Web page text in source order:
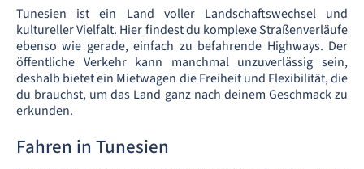
Tunesien ist ein Land voller Landschaftswechsel und
kultureller Vielfalt. Hier findest du komplexe Straßenverläufe
ebenso wie gerade, einfach zu befahrende Highways. Der
öffentliche Verkehr kann manchmal unzuverlässig sein,
deshalb bietet ein Mietwagen die Freiheit und Flexibilität, die
du brauchst, um das Land ganz nach deinem Geschmack zu
erkunden.
Fahren in Tunesien